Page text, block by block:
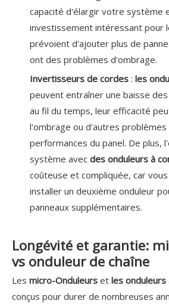
capacité d'élargir votre système
investissement intéressant pour
prévoient d'ajouter plus de
ont des problèmes d'ombrage.
Invertisseurs de cordes : les
peuvent entraîner une baisse
au fil du temps, leur efficacité
l'ombrage ou d'autres
performances du panel. De plus,
système avec des onduleurs à
coûteuse et compliquée, car
installer un deuxième onduleur
panneaux supplémentaires.
Longévité et garantie:
vs onduleur de chaîne
Les micro-Onduleurs et les onduleurs
conçus pour durer de nombreuses